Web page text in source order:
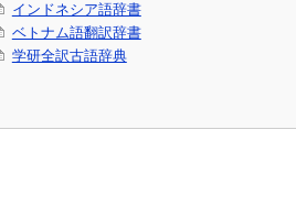
インドネシア語辞書
ベトナム語翻訳辞書
学研全訳古語辞典